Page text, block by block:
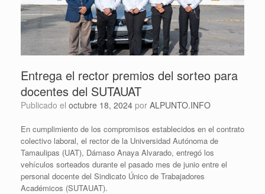
Entrega el rector premios del sorteo para
docentes del SUTAUAT
Publicado el octubre 18, 2024 por ALPUNTO.INFO
En cumplimiento de los compromisos establecidos en el contrato
colectivo laboral, el rector de la Universidad Autónoma de
Tamaulipas (UAT), Dámaso Anaya Alvarado, entregó los
vehículos sorteados durante el pasado mes de junio entre el
personal docente del Sindicato Único de Trabajadores
Académicos (SUTAUAT).